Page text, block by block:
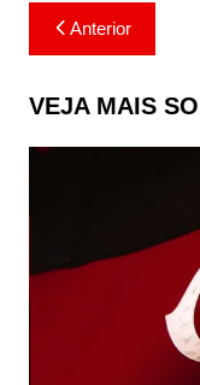
Navegação
de
Post
Anterior
VEJA MAIS